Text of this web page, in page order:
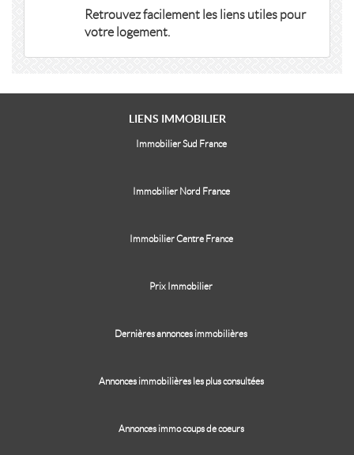
Retrouvez facilement les liens utiles pour
votre logement.
LIENS IMMOBILIER
Immobilier Sud France
Immobilier Nord France
Immobilier Centre France
Prix Immobilier
Dernières annonces immobilières
Annonces immobilières les plus consultées
Annonces immo coups de coeurs